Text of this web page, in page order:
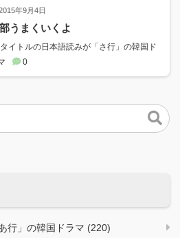
年9月4日
うまくいくよ
タイトルの日本語読みが「さ行」の韓国ド
0
行」の韓国ドラマ (220)